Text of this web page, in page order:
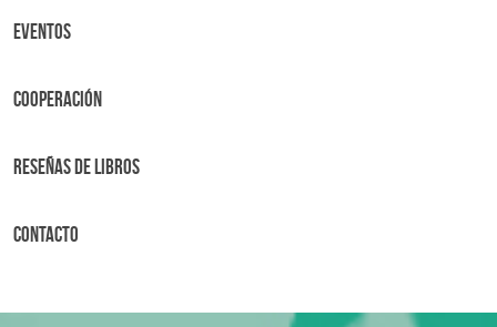
Eventos
Cooperación
Reseñas de libros
Contacto